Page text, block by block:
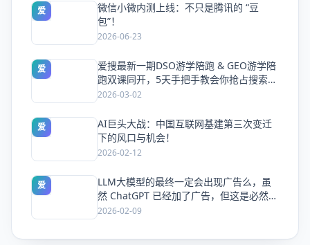
爱
微信小微内测上线：不只是腾讯的 “豆
包”！
2026-06-23
爱
爱搜最新一期DSO游学陪跑 & GEO游学陪
跑双课同开，5天手把手教会你抢占搜索流
量
2026-03-02
爱
AI巨头大战：中国互联网基建第三次变迁
下的风口与机会！
2026-02-12
爱
LLM大模型的最终一定会出现广告么，虽
然 ChatGPT 已经加了广告，但这是必然终
局么？
2026-02-09